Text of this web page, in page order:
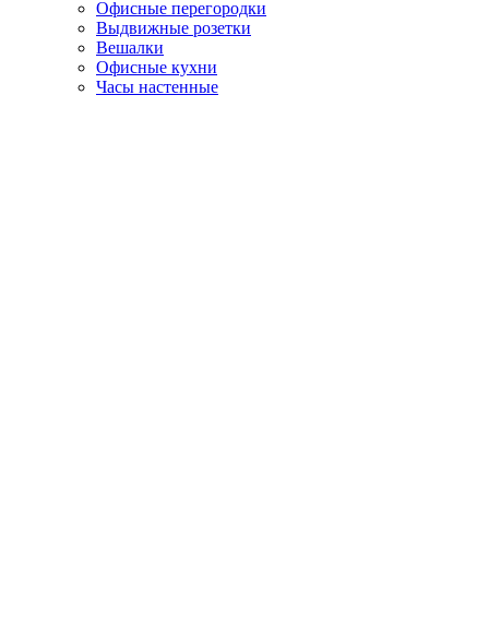
Офисные перегородки
Выдвижные розетки
Вешалки
Офисные кухни
Часы настенные